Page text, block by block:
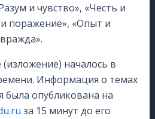
и чувство», «Честь и
поражение», «Опыт и
началось в
Информация о темах
была опубликована на
за 15 минут до его